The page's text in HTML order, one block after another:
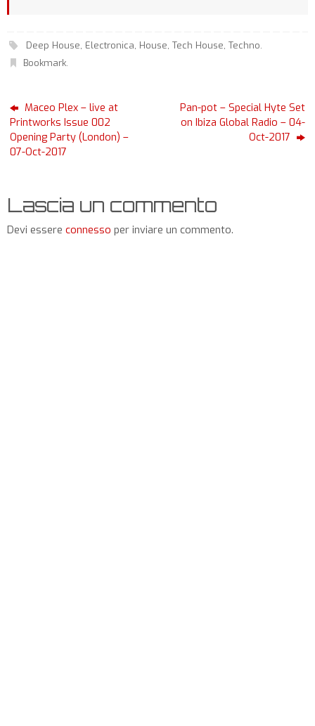
Deep House, Electronica, House, Tech House, Techno.
Bookmark.
Maceo Plex – live at
Printworks Issue 002
Opening Party (London) –
07-Oct-2017
Pan-pot – Special Hyte Set
on Ibiza Global Radio – 04-
Oct-2017
Lascia un commento
Devi essere connesso per inviare un commento.